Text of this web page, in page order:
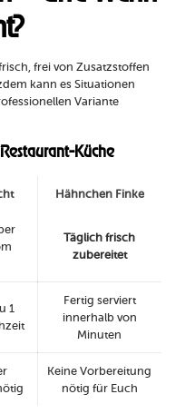
frei von Zusatzstoffen
kann es Situationen
Variante
Küche
Hähnchen Finke
Täglich frisch
zubereitet
1
Fertig serviert
innerhalb von
Minuten
Keine Vorbereitung
nötig für Euch